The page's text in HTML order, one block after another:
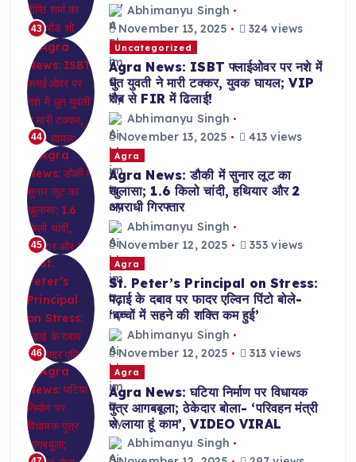
43
Abhimanyu Singh
November 13, 2025
324 views
44
Uncategorized
Agra News: ISBT फ्लाईओवर पर नशे में
धुत युवती ने मारी टक्कर, युवक घायल; VIP
रौब से FIR में ढिलाई!
Abhimanyu Singh
November 13, 2025
413 views
45
Agra
Agra News: डौकी में सुनार लूट का
खुलासा; 1.6 किलो चांदी, हथियार और 2
अपराधी गिरफ्तार
Abhimanyu Singh
November 12, 2025
353 views
46
Agra
St. Peter’s Principal on Stress:
पढ़ाई के दबाव पर फादर एल्विन पिंटो बोले-
‘बच्चों में सहने की शक्ति कम हुई’
Abhimanyu Singh
November 12, 2025
313 views
Agra
Agra News: घटिया निर्माण पर विधायक
पुत्र आगबबूला; ठेकेदार बोला- ‘परिवहन मंत्री
से लाया हूं काम’, VIDEO VIRAL
Abhimanyu Singh